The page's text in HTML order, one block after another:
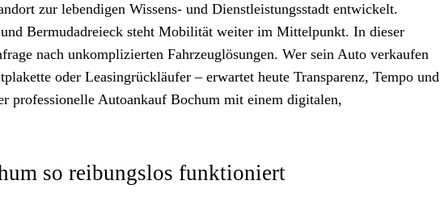
zur lebendigen Wissens- und Dienstleistungsstadt entwickelt.
Bermudadreieck steht Mobilität weiter im Mittelpunkt. In dieser
nach unkomplizierten Fahrzeuglösungen. Wer sein Auto verkaufen
oder Leasingrückläufer – erwartet heute Transparenz, Tempo und
professionelle Autoankauf Bochum mit einem digitalen,
so reibungslos funktioniert